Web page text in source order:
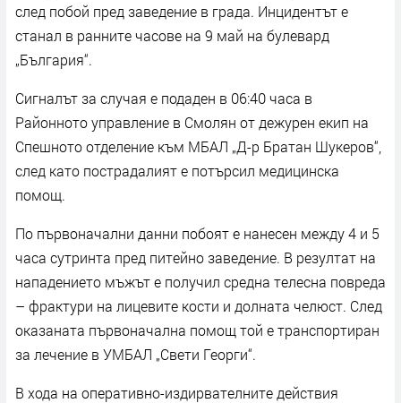
след побой пред заведение в града. Инцидентът е
станал в ранните часове на 9 май на булевард
„България“.
Сигналът за случая е подаден в 06:40 часа в
Районното управление в Смолян от дежурен екип на
Спешното отделение към МБАЛ „Д-р Братан Шукеров“,
след като пострадалият е потърсил медицинска
помощ.
По първоначални данни побоят е нанесен между 4 и 5
часа сутринта пред питейно заведение. В резултат на
нападението мъжът е получил средна телесна повреда
– фрактури на лицевите кости и долната челюст. След
оказаната първоначална помощ той е транспортиран
за лечение в УМБАЛ „Свети Георги“.
В хода на оперативно-издирвателните действия